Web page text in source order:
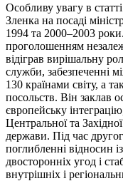
Особливу увагу в
Зленка на посаді
1994 та 2000–2003
проголошенням
відіграв вирішальну
служби, забезпеченні
130 країнами світу, а
посольств. Він заклав
європейську
Центральної та
держави. Під час
поглибленні відносин
двосторонніх угод і
внутрішніх і